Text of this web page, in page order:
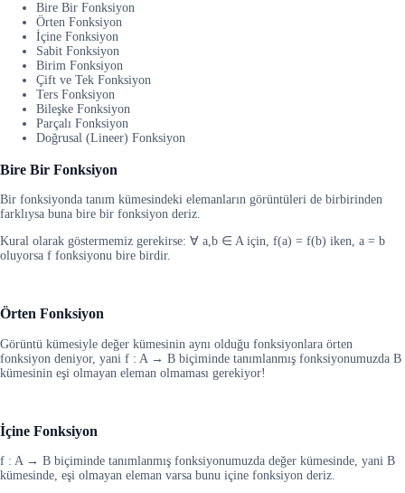
Bire Bir Fonksiyon
Örten Fonksiyon
İçine Fonksiyon
Sabit Fonksiyon
Birim Fonksiyon
Çift ve Tek Fonksiyon
Ters Fonksiyon
Bileşke Fonksiyon
Parçalı Fonksiyon
Doğrusal (Lineer) Fonksiyon
Bire Bir Fonksiyon
Bir fonksiyonda tanım kümesindeki elemanların görüntüleri de birbirinden
farklıysa buna bire bir fonksiyon deriz.
Kural olarak göstermemiz gerekirse: ∀ a,b ∈ A için, f(a) = f(b) iken, a = b
oluyorsa f fonksiyonu bire birdir.
Örten Fonksiyon
Görüntü kümesiyle değer kümesinin aynı olduğu fonksiyonlara örten
fonksiyon deniyor, yani f : A → B biçiminde tanımlanmış fonksiyonumuzda B
kümesinin eşi olmayan eleman olmaması gerekiyor!
İçine Fonksiyon
f : A → B biçiminde tanımlanmış fonksiyonumuzda değer kümesinde, yani B
kümesinde, eşi olmayan eleman varsa bunu içine fonksiyon deriz.